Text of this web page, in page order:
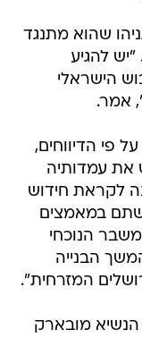
שהוא מתנגד
"יש להגיע
הישראלי
אמר.
פי הדיווחים,
את עמדותיה
לקראת חידוש
במאמצים
הנוכחי
הבנייה
המזרחית".
מובארק